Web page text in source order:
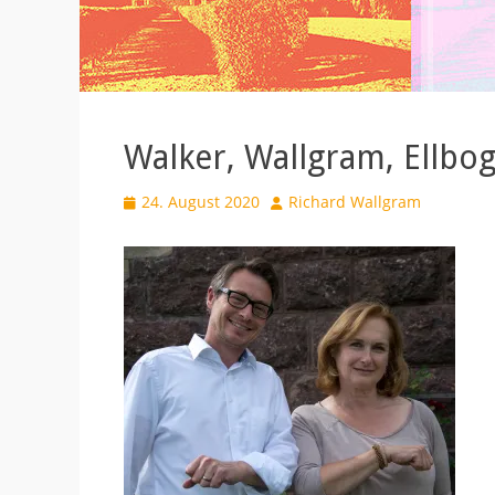
Walker, Wallgram,
Veröffentlicht
24. August 2020 AutorRichard Wallgram